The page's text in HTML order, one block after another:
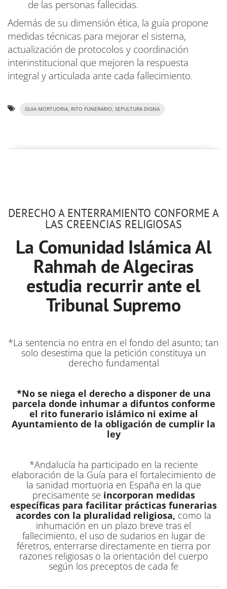
de las personas fallecidas.
Además de su dimensión ética, la guía propone
medidas técnicas para mejorar el sistema,
actualización de protocolos y coordinación
interinstitucional que mejoren la respuesta
integral y articulada ante cada fallecimiento.
GUIA MORTUORIA, RITO FUNERARIO, SEPULTURA DIGNA
DERECHO A ENTERRAMIENTO CONFORME A
LAS CREENCIAS RELIGIOSAS
La Comunidad Islámica Al
Rahmah de Algeciras
estudia recurrir ante el
Tribunal Supremo
*La sentencia no entra en el fondo del asunto; tan
solo desestima que la petición constituya un
derecho fundamental
*No se niega el derecho a disponer de una
parcela donde inhumar a difuntos conforme
el rito funerario islámico ni exime al
Ayuntamiento de la obligación de cumplir la
ley
*Andalucía ha participado en la reciente
elaboración de la Guía para el fortalecimiento de
la sanidad mortuoria en España en la que
precisamente se incorporan medidas
específicas para facilitar prácticas funerarias
acordes con la pluralidad religiosa, como la
inhumación en un plazo breve tras el
fallecimiento, el uso de sudarios en lugar de
féretros, enterrarse directamente en tierra por
razones religiosas o la orientación del cuerpo
según los preceptos de cada fe